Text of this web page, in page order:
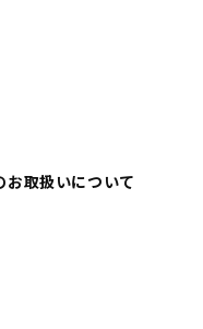
取扱いについて